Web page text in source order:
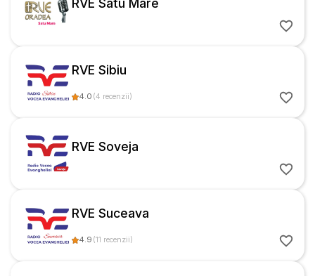
RVE Sibiu
4.0 (4 recenzii)
RVE Soveja
RVE Suceava
4.9 (11 recenzii)